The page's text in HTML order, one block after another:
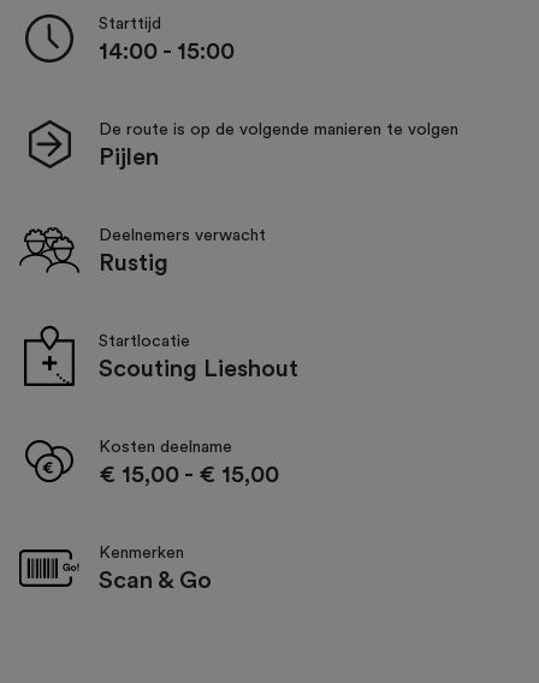
Starttijd
14:00 - 15:00
De route is op de volgende manieren te volgen
Pijlen
Deelnemers verwacht
Rustig
Startlocatie
Scouting Lieshout
Kosten deelname
€ 15,00 - € 15,00
Kenmerken
Scan & Go